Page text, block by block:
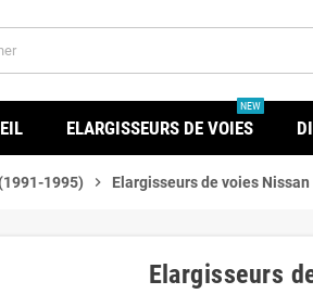
ELARGISSEURS DE VOIES
NEW
1995) chevron_right Elargisseurs de voies
Elargisseurs